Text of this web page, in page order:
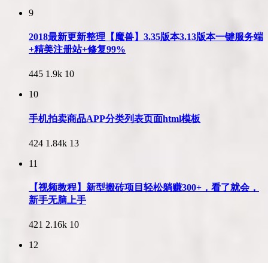
9
2018最新更新整理【魔兽】3.35版本3.13版本一键服务端
+精美注册站+修复99%
445 1.9k 10
10
手机拍卖商品APP分类列表页面html模板
424 1.84k 13
11
【视频教程】新型搬砖项目轻松躺赚300+，看了就会，
新手无脑上手
421 2.16k 10
12